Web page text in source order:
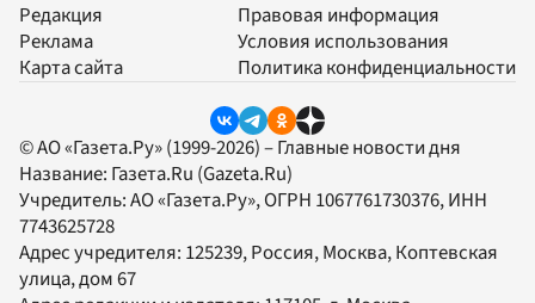
Редакция
Реклама
Карта сайта
Правовая информация
Условия использования
Политика конфиденциальности
© АО «Газета.Ру» (1999-2026) – Главные новости дня
Название: Газета.Ru (Gazeta.Ru)
Учредитель:АО «Газета.Ру», ОГРН 1067761730376, ИНН
7743625728
Адрес учредителя: 125239, Россия, Москва, Коптевская
улица, дом 67